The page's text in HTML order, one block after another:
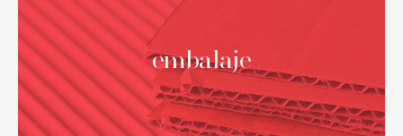
NUESTROS
destinos internacionales
Alemania Holanda
embalaje